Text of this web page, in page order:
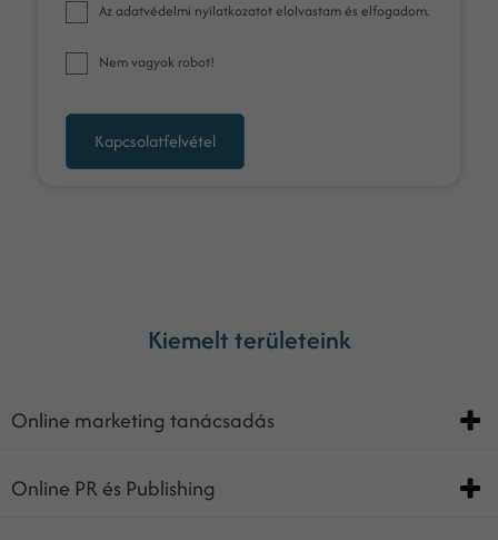
Azadatvédelmi nyilatkozatot elolvastam és elfogadom.
Nem vagyok robot!
Kapcsolatfelvétel
Kiemelt területeink
Online marketing tanácsadás
Online PR és Publishing